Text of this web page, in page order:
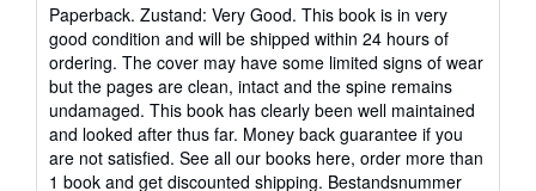
von
5
Sternen
Paperback. Zustand: Very Good. This book is in very
good condition and will be shipped within 24 hours of
ordering. The cover may have some limited signs of wear
but the pages are clean, intact and the spine remains
undamaged. This book has clearly been well maintained
and looked after thus far. Money back guarantee if you
are not satisfied. See all our books here, order more than
1 book and get discounted shipping. Bestandsnummer